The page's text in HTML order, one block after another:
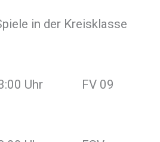
in der Kreisklasse
13:00 Uhr FV 09